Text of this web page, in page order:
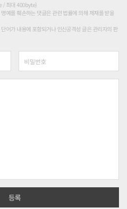
/ 최대 400byte)
예를 훼손하는 댓글은 관련 법률에 의해 제재를 받을
어가 내용에 포함되거나 인신공격성 글은 관리자의 판